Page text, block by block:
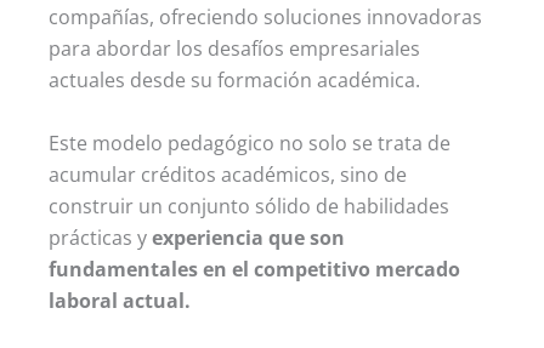
compañías, ofreciendo soluciones innovadoras
para abordar los desafíos empresariales
actuales desde su formación académica.
Este modelo pedagógico no solo se trata de
acumular créditos académicos, sino de
construir un conjunto sólido de habilidades
prácticas yexperiencia que son
fundamentales en el competitivo mercado
laboral actual.